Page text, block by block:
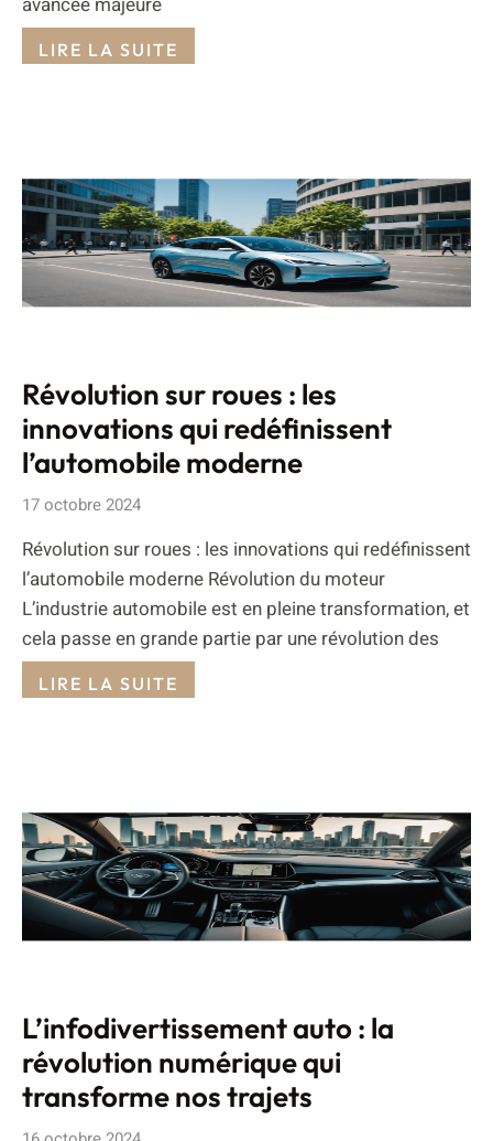
LIRE LA SUITE
Révolution sur roues : les
innovations qui redéfinissent
l’automobile moderne
17 octobre 2024
Révolution sur roues : les innovations qui redéfinissent
l’automobile moderne Révolution du moteur
L’industrie automobile est en pleine transformation, et
cela passe en grande partie par une révolution des
LIRE LA SUITE
L’infodivertissement auto : la
révolution numérique qui
transforme nos trajets